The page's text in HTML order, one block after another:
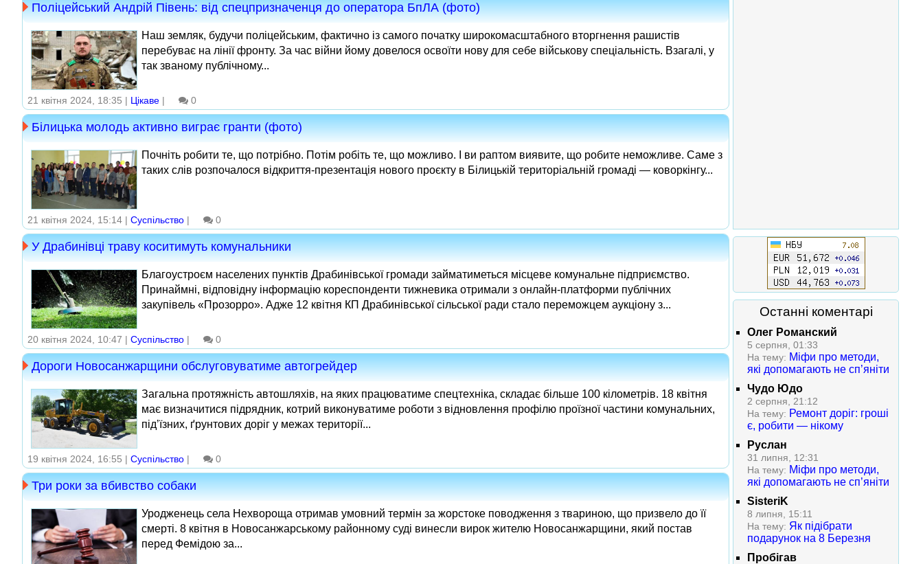
Поліцейський Андрій Півень: від спецпризначенця до оператора БпЛА (фото)
Наш земляк, будучи поліцейським, фактично із самого початку широкомасштабного вторгнення рашистів
перебуває на лінії фронту. За час війни йому довелося освоїти нову для себе військову спеціальність. Взагалі, у
так званому публічному...
21 квітня 2024, 18:35 | Цікаве | 0
Білицька молодь активно виграє гранти (фото)
Почніть робити те, що потрібно. Потім робіть те, що можливо. І ви раптом виявите, що робите неможливе. Саме з
таких слів розпочалося відкриття-презентація нового проєкту в Білицькій територіальній громаді — коворкінгу...
21 квітня 2024, 15:14 | Суспільство | 0
У Драбинівці траву коситимуть комунальники
Благоустроєм населених пунктів Драбинівської громади займатиметься місцеве комунальне підприємство.
Принаймні, відповідну інформацію кореспонденти тижневика отримали з онлайн-платформи публічних
закупівель «Прозорро». Адже 12 квітня КП Драбинівської сільської ради стало переможцем аукціону з...
20 квітня 2024, 10:47 | Суспільство | 0
Дороги Новосанжарщини обслуговуватиме автогрейдер
Загальна протяжність автошляхів, на яких працюватиме спецтехніка, складає більше 100 кілометрів. 18 квітня
має визначитися підрядник, котрий виконуватиме роботи з відновлення профілю проїзної частини комунальних,
під’їзних, ґрунтових доріг у межах території...
19 квітня 2024, 16:55 | Суспільство | 0
Три роки за вбивство собаки
Уродженець села Нехвороща отримав умовний термін за жорстоке поводження з твариною, що призвело до її
смерті. 8 квітня в Новосанжарському районному суді винесли вирок жителю Новосанжарщини, який постав
перед Фемідою за...
Останні коментарі
Олег Романский
5 серпня, 01:33
На тему: Міфи про методи,
які допомагають не сп’яніти
Чудо Юдо
2 серпня, 21:12
На тему: Ремонт доріг: гроші
є, робити — нікому
Руслан
31 липня, 12:31
На тему: Міфи про методи,
які допомагають не сп’яніти
SisteriK
8 липня, 15:11
На тему: Як підібрати
подарунок на 8 Березня
Пробігав